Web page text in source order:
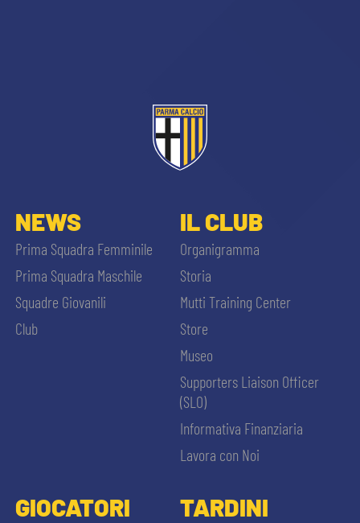
NEWS
Prima Squadra Femminile
Prima Squadra Maschile
Squadre Giovanili
Club
IL CLUB
Organigramma
Storia
Mutti Training Center
Store
Museo
Supporters Liaison Officer
(SLO)
Informativa Finanziaria
Lavora con Noi
GIOCATORI TARDINI
ACCETTA E SALVA